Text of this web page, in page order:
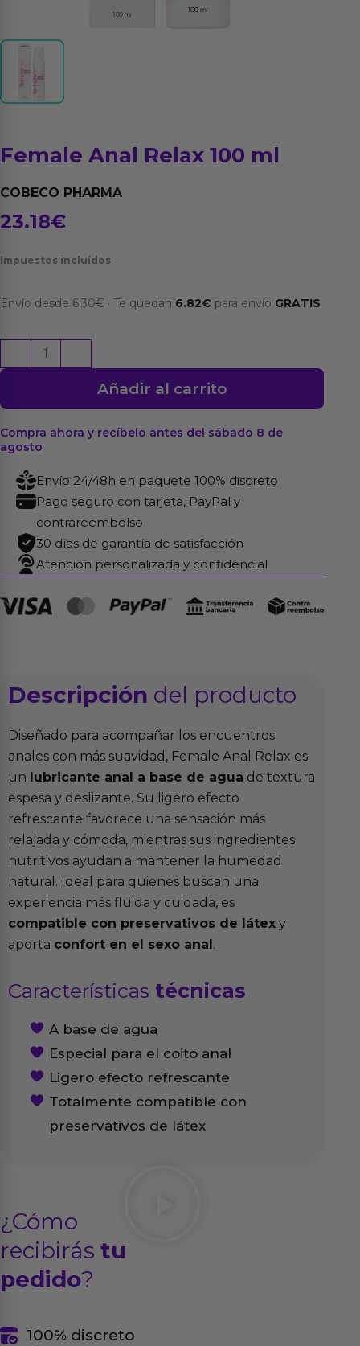
Female Anal Relax 100 ml
COBECO PHARMA
23.18€
Impuestos incluídos
Envío desde 6.30€ · Te quedan 6.82€ para envío GRATIS
Female
Anal
100
ml
cantidad
Añadir al carrito
Compra ahora y recíbelo antes del sábado 8 de
agosto
Envío 24/48h en paquete 100% discreto
Pago seguro con tarjeta, PayPal y
contrareembolso
30 días de garantía de satisfacción
Atención personalizada y confidencial
Descripción del producto
Diseñado para acompañar los encuentros
anales con más suavidad, Female Anal Relax es
un lubricante anal a base de agua de textura
espesa y deslizante. Su ligero efecto
refrescante favorece una sensación más
relajada y cómoda, mientras sus ingredientes
nutritivos ayudan a mantener la humedad
natural. Ideal para quienes buscan una
experiencia más fluida y cuidada, es
compatible con preservativos de látex y
aporta confort en el sexo anal.
Características técnicas
A base de agua
Especial para el coito anal
Ligero efecto refrescante
Totalmente compatible con
preservativos de látex
¿Cómo
recibirás tu
pedido?
100% discreto